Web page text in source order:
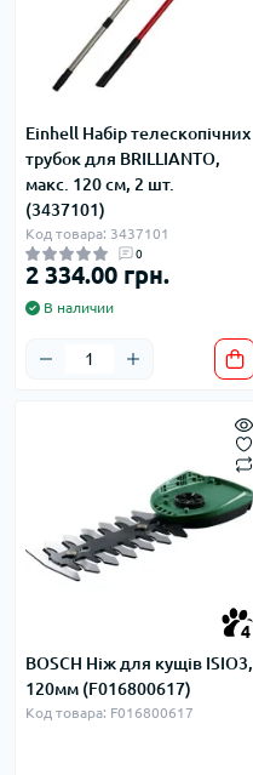
Einhell Набір телескопічних
трубок для BRILLIANTO,
макс. 120 см, 2 шт.
(3437101)
Код товара: 3437101
0
2 334.00 грн.
В наличии
4
BOSCH Ніж для кущів ISIO3,
120мм (F016800617)
Код товара: F016800617